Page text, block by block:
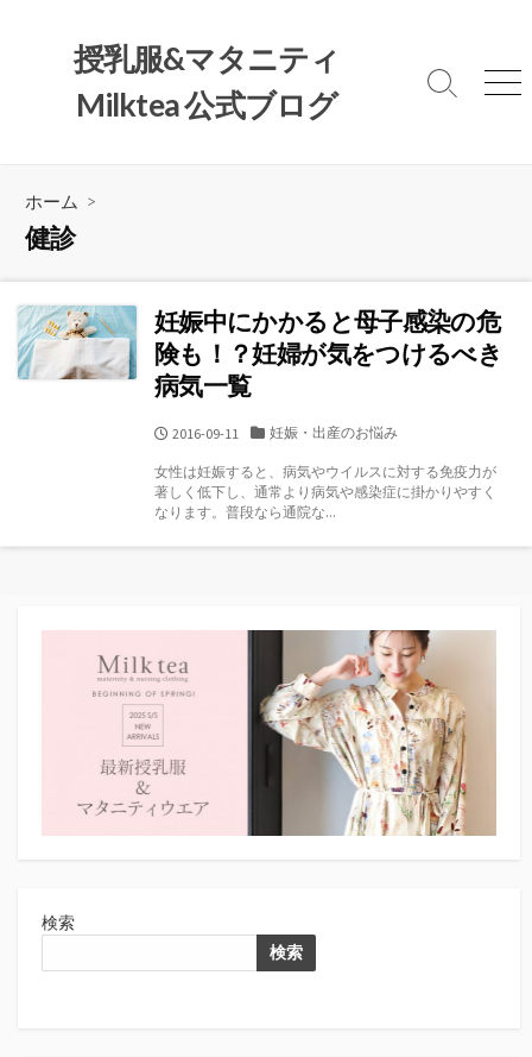
へ
プ
授乳服&マタニティ
Milktea 公式ブログ
検
メ
ホーム >
健診
妊娠中にかかると母子感染の危
険も！？妊婦が気をつけるべき
病気一覧
公
日
2016-09-11
カ
ゴ
リ
ー
妊娠・出産のお悩み
女性は妊娠すると、病気やウイルスに対する免疫力が
著しく低下し、通常より病気や感染症に掛かりやすく
なります。普段なら通院な...
検索
検索